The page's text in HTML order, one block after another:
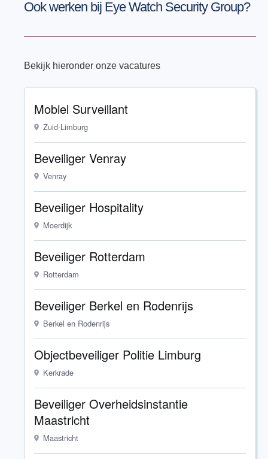
Ook werken bij Eye Watch Security Group?
Bekijk hieronder onze vacatures
Mobiel Surveillant
Zuid-Limburg
Beveiliger Venray
Venray
Beveiliger Hospitality
Moerdijk
Beveiliger Rotterdam
Rotterdam
Beveiliger Berkel en Rodenrijs
Berkel en Rodenrijs
Objectbeveiliger Politie Limburg
Kerkrade
Beveiliger Overheidsinstantie
Maastricht
Maastricht